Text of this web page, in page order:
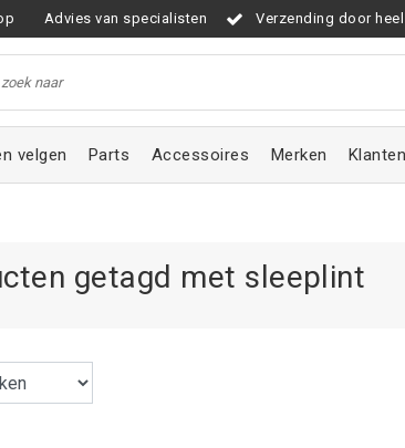
Advies van specialisten Verzending door heel
velgen Parts Accessoires Merken
getagd met sleeplint